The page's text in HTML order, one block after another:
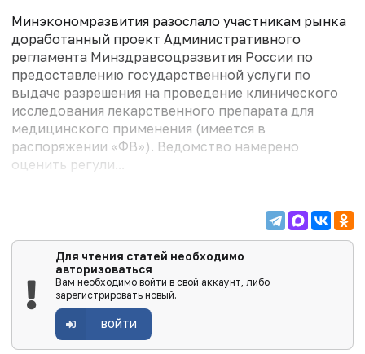
Минэкономразвития разослало участникам рынка
доработанный проект Административного
регламента Минздравсоцразвития России по
предоставлению государственной услуги по
выдаче разрешения на проведение клинического
исследования лекарственного препарата для
медицинского применения (имеется в
распоряжении «ФВ»). Ведомство намерено
оценить регули...
Для чтения статей необходимо
авторизоваться
Вам необходимо войти в свой аккаунт, либо
зарегистрировать новый.
ВОЙТИ